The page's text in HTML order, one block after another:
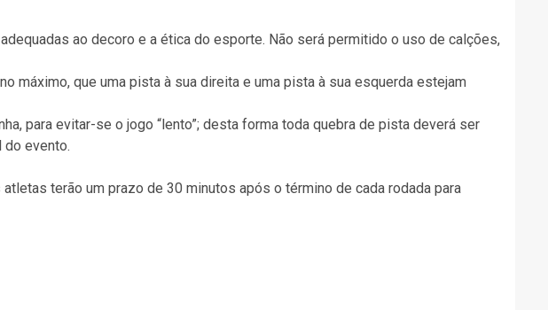
ao decoro e a ética do esporte. Não será permitido o uso de calções,
máximo, que uma pista à sua direita e uma pista à sua esquerda estejam
para evitar-se o jogo “lento”; desta forma toda quebra de pista deverá ser
do evento.
terão um prazo de 30 minutos após o término de cada rodada para